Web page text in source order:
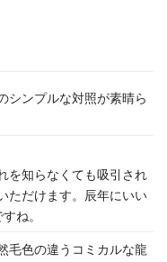
シンプルな対照が素晴ら
を知らなくても吸引され
ただけます。辰年にいい
ね。
毛色の違うコミカルな龍